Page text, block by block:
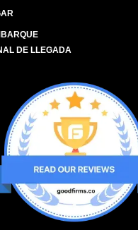
DE LLEGADA